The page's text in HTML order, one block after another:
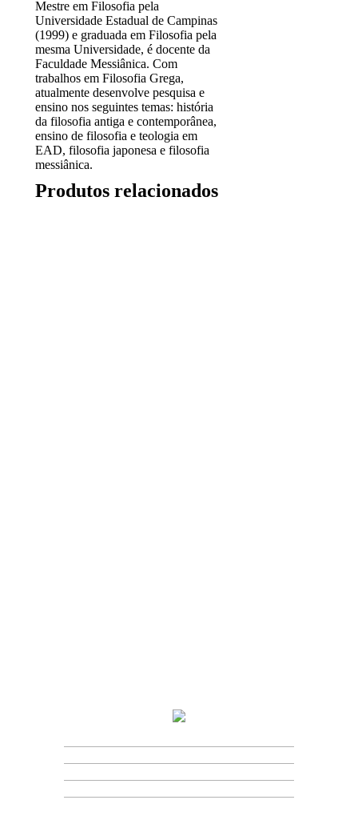
Mestre em Filosofia pela
Universidade Estadual de Campinas
(1999) e graduada em Filosofia pela
mesma Universidade, é docente da
Faculdade Messiânica. Com
trabalhos em Filosofia Grega,
atualmente desenvolve pesquisa e
ensino nos seguintes temas: história
da filosofia antiga e contemporânea,
ensino de filosofia e teologia em
EAD, filosofia japonesa e filosofia
messiânica.
Produtos relacionados